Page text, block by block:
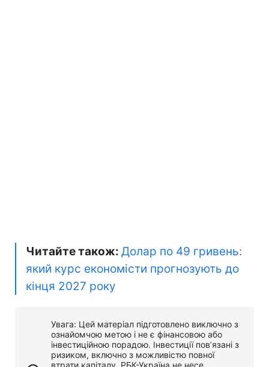
Читайте також: Долар по 49 гривень:
який курс економісти прогнозують до
кінця 2027 року
Увага: Цей матеріал підготовлено виключно з
ознайомчою метою і не є фінансовою або
інвестиційною порадою. Інвестиції пов’язані з
ризиком, включно з можливістю повної